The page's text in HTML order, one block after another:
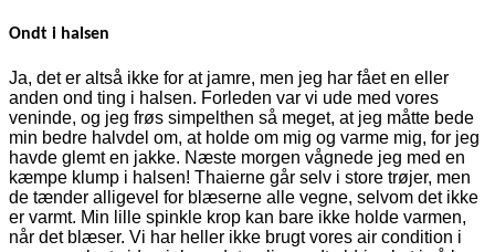
Ondt i halsen
Ja, det er altså ikke for at jamre, men jeg har fået en eller
anden ond ting i halsen. Forleden var vi ude med vores
veninde, og jeg frøs simpelthen så meget, at jeg måtte bede
min bedre halvdel om, at holde om mig og varme mig, for jeg
havde glemt en jakke. Næste morgen vågnede jeg med en
kæmpe klump i halsen! Thaierne går selv i store trøjer, men
de tænder alligevel for blæserne alle vegne, selvom det ikke
er varmt. Min lille spinkle krop kan bare ikke holde varmen,
når det blæser. Vi har heller ikke brugt vores air condition i